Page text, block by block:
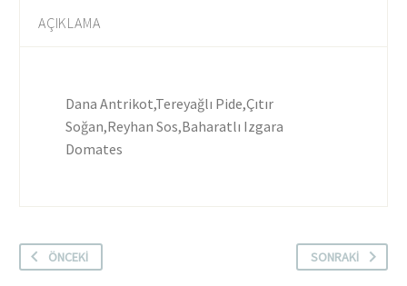
AÇIKLAMA
Dana Antrikot,Tereyağlı Pide,Çıtır
Soğan,Reyhan Sos,Baharatlı Izgara
Domates
ÖNCEKI SONRAKI